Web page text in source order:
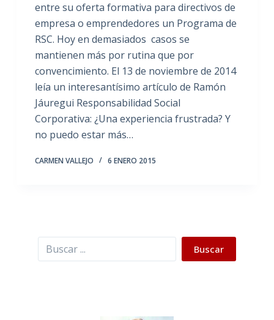
entre su oferta formativa para directivos de
empresa o emprendedores un Programa de
RSC. Hoy en demasiados casos se
mantienen más por rutina que por
convencimiento. El 13 de noviembre de 2014
leía un interesantísimo artículo de Ramón
Jáuregui Responsabilidad Social
Corporativa: ¿Una experiencia frustrada? Y
no puedo estar más…
CARMEN VALLEJO 6 ENERO 2015
Buscar Buscar